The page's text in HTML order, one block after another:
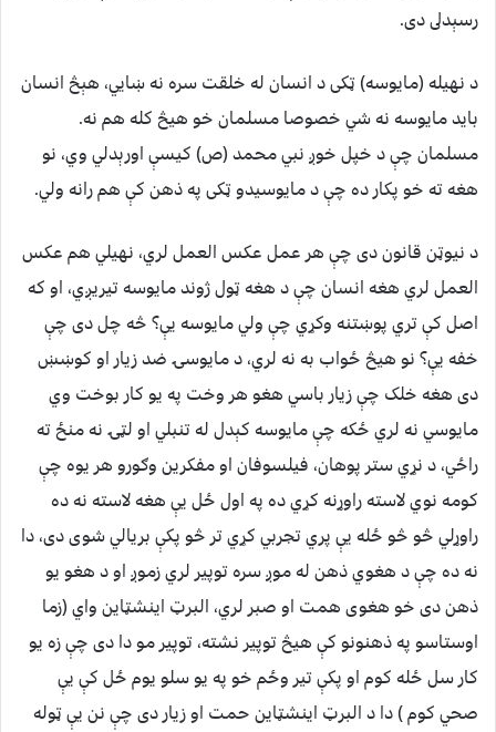
رسېدلى دى.
د نهيله (مايوسه) ټکى د انسان له خلقت سره نه ښايي، هېڅ انسان
بايد مايوسه نه شي خصوصا مسلمان خو هيڅ کله هم نه.
مسلمان چې د خپل خوږ نبي محمد (ص) کيسې اورېدلي وي، نو
هغه ته خو پکار ده چې د مايوسيدو ټکى په ذهن کې هم رانه ولي.
د نيوټن قانون دى چې هر عمل عکس العمل لري، نهيلي هم عکس
العمل لري هغه انسان چې د هغه ټول ژوند مايوسه تيريږي، او که
اصل کې تري پوښتنه وکړي چې ولي مايوسه يې؟ څه چل دى چې
خفه يې؟ نو هيڅ ځواب به نه لري، د مايوسۍ ضد زيار او کوښښ
دى هغه خلک چې زيار باسي هغو هر وخت په يو کار بوخت وي
مايوسي نه لري ځکه چې مايوسه کېدل له تنبلي او لټۍ نه منځ ته
راځي، د نړي ستر پوهان، فيلسوفان او مفکرين وګورو هر يوه چې
کومه نوي لاسته راوړنه کړي ده په اول ځل يې هغه لاسته نه ده
راوړلي څو څو ځله يې پري تجربي کړي تر څو پکې بريالي شوى دى، دا
نه ده چې د هغوي ذهن له موږ سره توپير لري زموږ او د هغو يو
ذهن دى خو هغوى همت او صبر لري، البرټ اينشټاين واي (زما
اوستاسو په ذهنونو کې هيڅ توپير نشته، توپير مو دا دى چې زه يو
کار سل ځله کوم او پکې تير وځم خو په يو سلو يوم ځل کې يې
صحي کوم ) دا د البرټ اينشټاين حمت او زيار دى چې نن يې ټوله